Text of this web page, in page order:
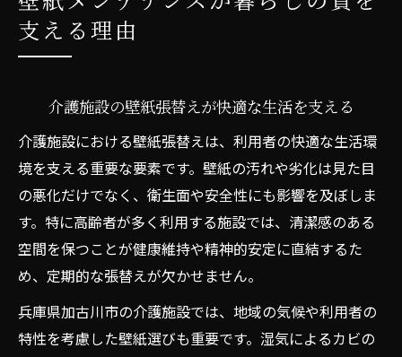
支える理由
介護施設の壁紙張替えが快適な生活を支える
介護施設における壁紙張替えは、利用者の快適な生活環
境を支える重要な要素です。壁紙の汚れや劣化は見た目
の悪化だけでなく、衛生面や安全性にも影響を及ぼしま
す。特に高齢者が多く利用する施設では、清潔感のある
空間を保つことが健康維持や精神的安定に直結するた
め、定期的な張替えが欠かせません。
兵庫県加古川市の介護施設では、地域の気候や利用者の
特性を考慮した壁紙選びも重要です。湿気によるカビの